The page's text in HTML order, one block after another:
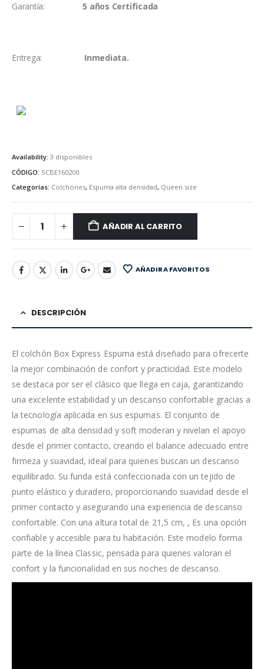
Garantía:5 años Certificada
Entrega: Inmediata.
Availability: 3 disponibles
CÓDIGO: SCBE160200
Categorías: Colchones, Espuma alta densidad, Queen size
AÑADIR AL CARRITO
AÑADIR A FAVORITOS
DESCRIPCIÓN
El colchón Box Express Espuma está diseñado para ofrecerte
la mejor combinación de confort y practicidad. Este modelo
se destaca por ser el clásico que llega en caja, garantizando
una excelente estabilidad y un descanso confortable gracias a
la tecnología aplicada en sus espumas. El conjunto de
espumas de alta densidad y soft moderan y nivelan el apoyo
desde el primer contacto, creando el balance adecuado entre
firmeza y suavidad, ideal para quienes buscan un descanso
equilibrado. Su funda está confeccionada con un tejido de
punto elástico y duradero, proporcionando suavidad desde el
primer contacto y asegurando una experiencia de descanso
confortable. Con una altura total de 21,5 cm, , Es una opción
confiable y accesible para tu habitación. Este modelo forma
parte de la línea Classic, pensada para quienes valoran el
confort y la funcionalidad en sus noches de descanso.